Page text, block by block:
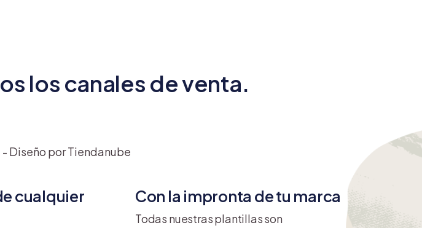
los canales de venta.
cualquier
Con la impronta de tu marca
Todas nuestras plantillas son